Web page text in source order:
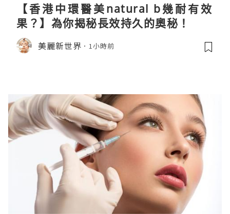
【香港中環醫美natural b幾耐有效
果？】為你揭秘長效持久的奧秘！
美麗新世界 1小時前